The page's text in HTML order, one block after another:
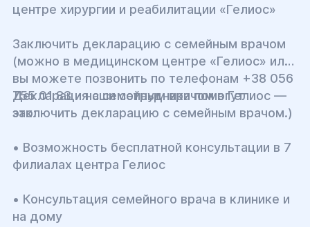
центре хирургии и реабилитации «Гелиос»
Заключить декларацию с семейным врачом
(можно в медицинском центре «Гелиос» или
вы можете позвонить по телефонам +38 056
755 01 83 и наши сотрудники помогут
заключить декларацию с семейным врачом.)
Декларация с семейным врачом в Гелиос —
это:
• Возможность бесплатной консультации в 7
филиалах центра Гелиос
• Консультация семейного врача в клинике и
на дому